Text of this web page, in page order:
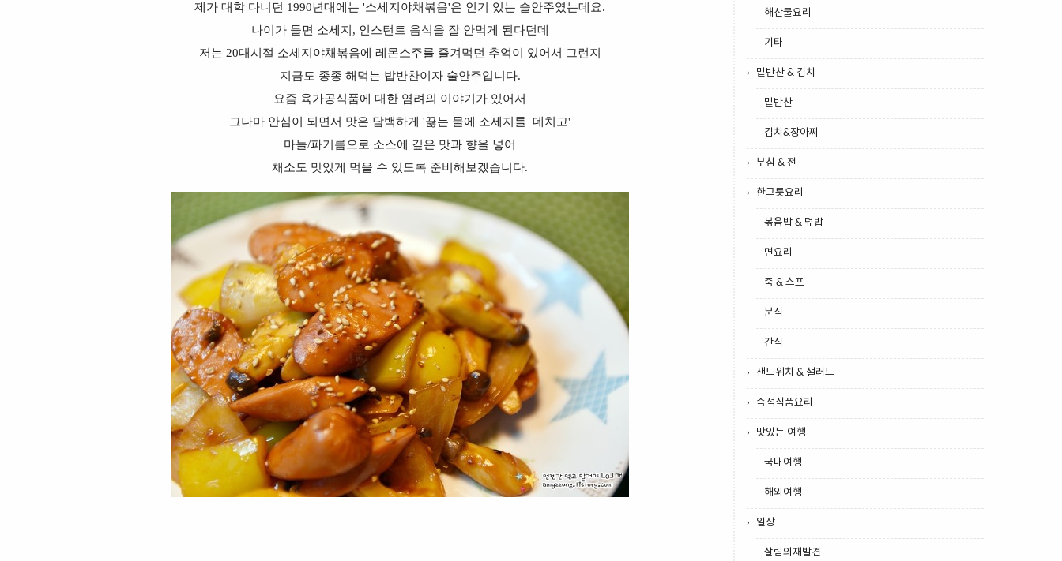
제가 대학 다니던 1990년대에는 '소세지야채볶음'은 인기 있는 술안주였는데요.
나이가 들면 소세지, 인스턴트 음식을 잘 안먹게 된다던데
저는 20대시절 소세지야채볶음에 레몬소주를 즐겨먹던 추억이 있어서 그런지
지금도 종종 해먹는 밥반찬이자 술안주입니다.
요즘 육가공식품에 대한 염려의 이야기가 있어서
그나마 안심이 되면서 맛은 담백하게 '끓는 물에 소세지를 데치고'
마늘/파기름으로 소스에 깊은 맛과 향을 넣어
채소도 맛있게 먹을 수 있도록 준비해보겠습니다.
해산물요리
기타
밑반찬 & 김치
밑반찬
김치&장아찌
부침 & 전
한그릇요리
볶음밥 & 덮밥
면요리
죽 & 스프
분식
간식
샌드위치 & 샐러드
즉석식품요리
맛있는 여행
국내여행
해외여행
일상
살림의재발견